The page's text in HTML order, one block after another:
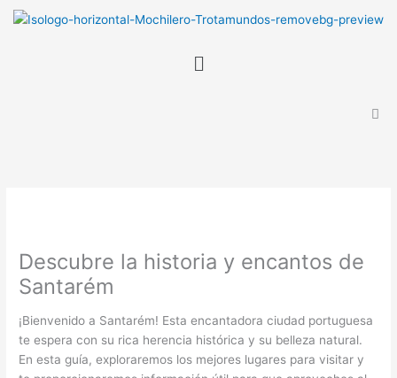
Menú
Descubre la historia y encantos de
Santarém
¡Bienvenido a Santarém! Esta encantadora ciudad portuguesa
te espera con su rica herencia histórica y su belleza natural.
En esta guía, exploraremos los mejores lugares para visitar y
B